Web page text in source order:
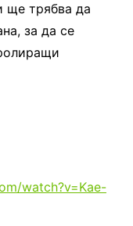
ще трябва да
за да се
watch?v=Kae-